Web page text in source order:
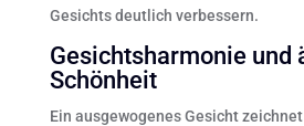
Gesichts deutlich verbessern.
Gesichtsharmonie und
Schönheit
Ein ausgewogenes Gesicht